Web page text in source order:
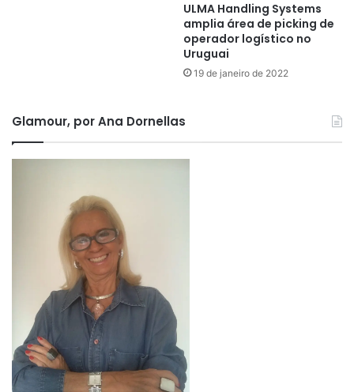
ULMA Handling Systems
amplia área de picking de
operador logístico no
Uruguai
19 de janeiro de 2022
Glamour, por Ana Dornellas